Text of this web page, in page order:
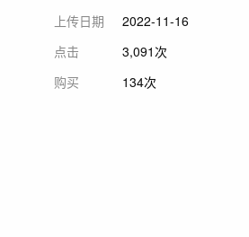
上传日期
2022-11-16
点击
3,091次
购买
134次